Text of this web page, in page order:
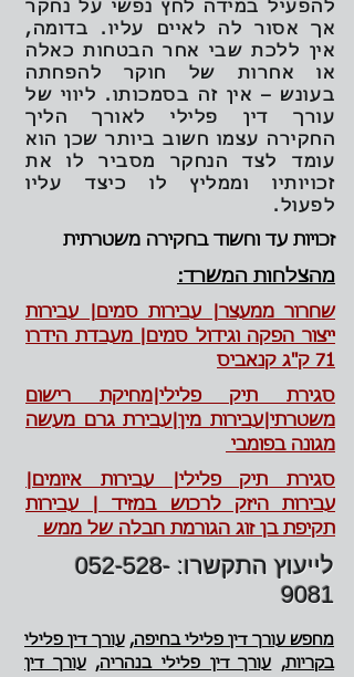
להפעיל במידה לחץ נפשי על נחקר
אך אסור לה לאיים עליו. בדומה,
אין ללכת שבי אחר הבטחות כאלה
או אחרות של חוקר להפחתה
בעונש – אין זה בסמכותו. ליווי של
עורך דין פלילי לאורך הליך
החקירה עצמו חשוב ביותר שכן הוא
עומד לצד הנחקר מסביר לו את
זכויותיו וממליץ לו כיצד עליו
לפעול.
זכויות עד וחשוד בחקירה משטרתית
מהצלחות המשרד:
שחרור ממעצר| עבירות סמים| עבירות
ייצור הפקה וגידול סמים| מעבדת הידרו
71 ק"ג קנאביס
סגירת תיק פלילי|מחיקת רישום
משטרתי|עבירות מין|עבירת גרם מעשה
מגונה בפומבי
סגירת תיק פלילי| עבירות איומים|
עבירות היזק לרכוש במזיד | עבירות
תקיפת בן זוג הגורמת חבלה של ממש
לייעוץ התקשרו: 052-528-
9081
מחפש עורך דין פלילי בחיפה, עורך דין פלילי
בקריות, עורך דין פלילי בנהריה,עורך דין